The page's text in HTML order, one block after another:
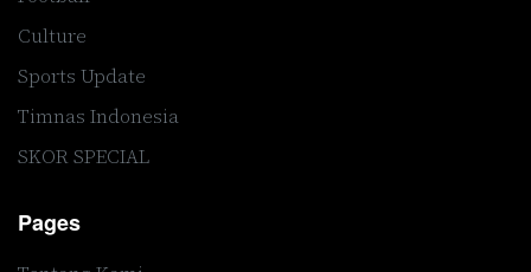
Culture
Sports Update
Timnas Indonesia
SKOR SPECIAL
Pages